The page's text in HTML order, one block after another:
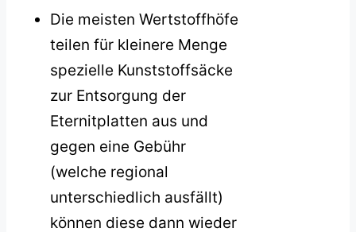
Die meisten Wertstoffhöfe
teilen für kleinere Menge
spezielle Kunststoffsäcke
zur Entsorgung der
Eternitplatten aus und
gegen eine Gebühr
(welche regional
unterschiedlich ausfällt)
können diese dann wieder